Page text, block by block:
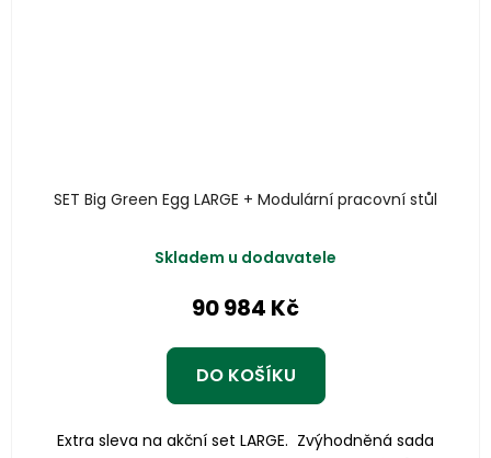
SET Big Green Egg LARGE + Modulární pracovní stůl
Skladem u dodavatele
90 984 Kč
DO KOŠÍKU
Extra sleva na akční set LARGE. Zvýhodněná sada